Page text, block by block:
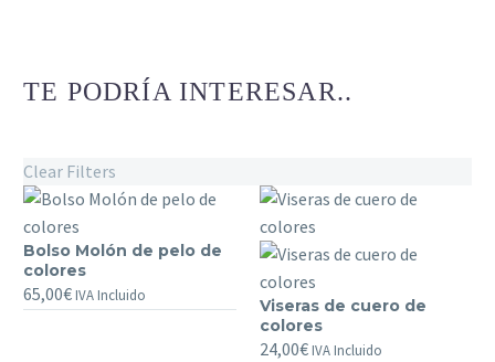
TE PODRÍA INTERESAR..
Clear Filters
Bolso
Molón
de
Bolso Molón de pelo de
colores
65,00€ IVA Incluido
Viseras
de
Viseras de cuero de
colores
24,00€ IVA Incluido